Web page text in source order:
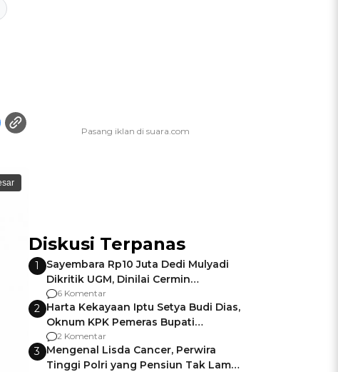
Diskusi Terpanas
1
Sayembara Rp10 Juta Dedi Mulyadi
Dikritik UGM, Dinilai Cermin
Gagalnya Negara Jamin Keamanan
6 Komentar
2 Harta Kekayaan Iptu Setya Budi Dias,
Oknum KPK Pemeras Bupati
Pemalang
2 Komentar
3 Mengenal Lisda Cancer, Perwira
Tinggi Polri yang Pensiun Tak Lama